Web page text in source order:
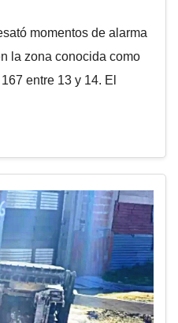
momentos de alarma
la zona conocida como
entre 13 y 14. El